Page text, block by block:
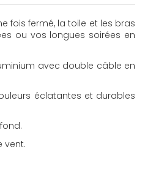
fois fermé, la toile et les bras
ou vos longues soirées en
avec double câble en
éclatantes et durables
vent.